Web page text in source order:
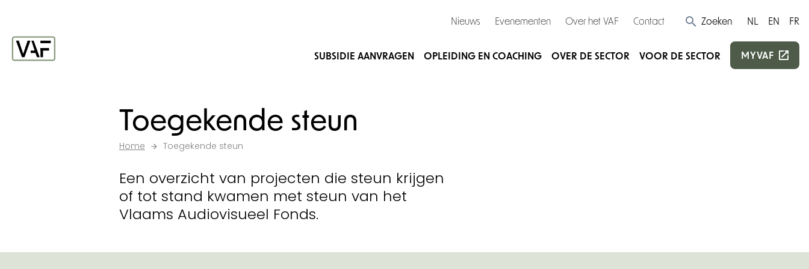
Nieuws Evenementen Over het VAF Contact Zoeken NL EN FR
SUBSIDIE AANVRAGEN OPLEIDING EN COACHING OVER DE SECTOR VOOR DE SECTOR MYVAF
Toegekende steun
Home Toegekende steun
Een overzicht van projecten die steun krijgen
of tot stand kwamen met steun van het
Vlaams Audiovisueel Fonds.